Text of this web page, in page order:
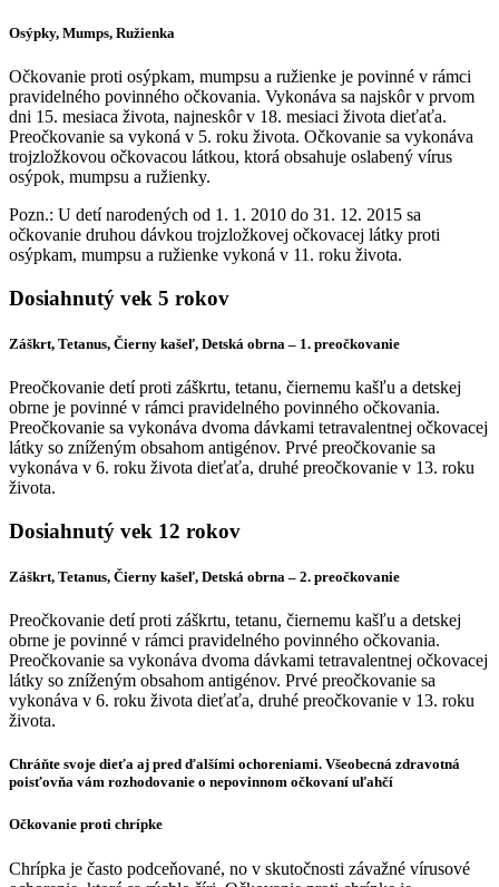
Osýpky, Mumps, Ružienka
Očkovanie proti osýpkam, mumpsu a ružienke je povinné v rámci
pravidelného povinného očkovania. Vykonáva sa najskôr v prvom
dni 15. mesiaca života, najneskôr v 18. mesiaci života dieťaťa.
Preočkovanie sa vykoná v 5. roku života. Očkovanie sa vykonáva
trojzložkovou očkovacou látkou, ktorá obsahuje oslabený vírus
osýpok, mumpsu a ružienky.
Pozn.: U detí narodených od 1. 1. 2010 do 31. 12. 2015 sa
očkovanie druhou dávkou trojzložkovej očkovacej látky proti
osýpkam, mumpsu a ružienke vykoná v 11. roku života.
Dosiahnutý vek 5 rokov
Záškrt, Tetanus, Čierny kašeľ, Detská obrna – 1. preočkovanie
Preočkovanie detí proti záškrtu, tetanu, čiernemu kašľu a detskej
obrne je povinné v rámci pravidelného povinného očkovania.
Preočkovanie sa vykonáva dvoma dávkami tetravalentnej očkovacej
látky so zníženým obsahom antigénov. Prvé preočkovanie sa
vykonáva v 6. roku života dieťaťa, druhé preočkovanie v 13. roku
života.
Dosiahnutý vek 12 rokov
Záškrt, Tetanus, Čierny kašeľ, Detská obrna – 2. preočkovanie
Preočkovanie detí proti záškrtu, tetanu, čiernemu kašľu a detskej
obrne je povinné v rámci pravidelného povinného očkovania.
Preočkovanie sa vykonáva dvoma dávkami tetravalentnej očkovacej
látky so zníženým obsahom antigénov. Prvé preočkovanie sa
vykonáva v 6. roku života dieťaťa, druhé preočkovanie v 13. roku
života.
Chráňte svoje dieťa aj pred ďalšími ochoreniami. Všeobecná zdravotná
poisťovňa vám rozhodovanie o nepovinnom očkovaní uľahčí
Očkovanie proti chrípke
Chrípka je často podceňované, no v skutočnosti závažné vírusové